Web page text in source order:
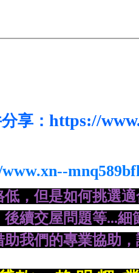
享： https://
，但是如何挑選
續交屋問題等...細
我們的專業協助，